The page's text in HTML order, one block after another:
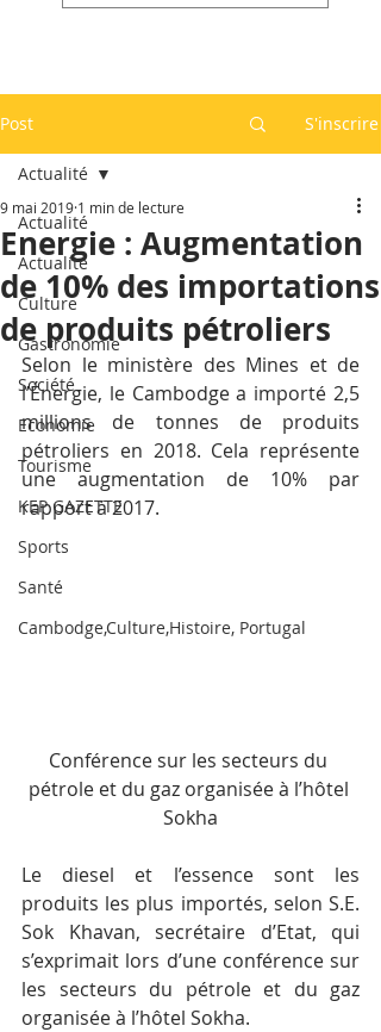
Post S'inscrire
Actualité
Actualité
Culture
Gastronomie
Société
Economie
Tourisme
KEP GAZETTE
Sports
Santé
Cambodge,Culture,Histoire, Portugal
Actualité
Energie : Augmentation
de 10% des importations
de produits pétroliers
9 mai 2019 1 min de lecture
Selon le ministère des Mines et de
l’Énergie, le Cambodge a importé 2,5
millions de tonnes de produits
pétroliers en 2018. Cela représente
une augmentation de 10% par
rapport à 2017.
Conférence sur les secteurs du
pétrole et du gaz organisée à l’hôtel
Sokha
Le diesel et l’essence sont les
produits les plus importés, selon S.E.
Sok Khavan, secrétaire d’Etat, qui
s’exprimait lors d’une conférence sur
les secteurs du pétrole et du gaz
organisée à l’hôtel Sokha.